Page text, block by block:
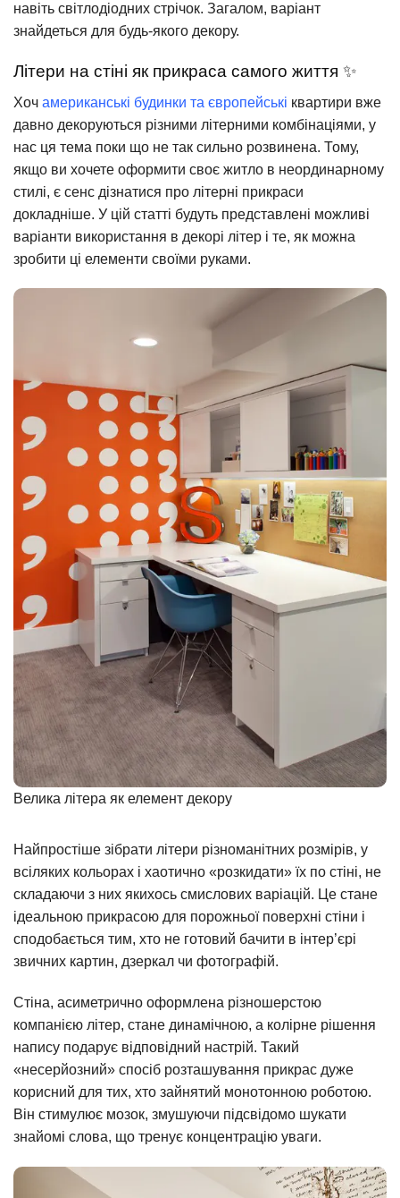
навіть світлодіодних стрічок. Загалом, варіант
знайдеться для будь-якого декору.
Літери на стіні як прикраса самого життя ✨
Хоч американські будинки та європейські квартири вже
давно декоруються різними літерними комбінаціями, у
нас ця тема поки що не так сильно розвинена. Тому,
якщо ви хочете оформити своє житло в неординарному
стилі, є сенс дізнатися про літерні прикраси
докладніше. У цій статті будуть представлені можливі
варіанти використання в декорі літер і те, як можна
зробити ці елементи своїми руками.
Велика літера як елемент декору
Найпростіше зібрати літери різноманітних розмірів, у
всіляких кольорах і хаотично «розкидати» їх по стіні, не
складаючи з них якихось смислових варіацій. Це стане
ідеальною прикрасою для порожньої поверхні стіни і
сподобається тим, хто не готовий бачити в інтер’єрі
звичних картин, дзеркал чи фотографій.
Стіна, асиметрично оформлена різношерстою
компанією літер, стане динамічною, а колірне рішення
напису подарує відповідний настрій. Такий
«несерйозний» спосіб розташування прикрас дуже
корисний для тих, хто зайнятий монотонною роботою.
Він стимулює мозок, змушуючи підсвідомо шукати
знайомі слова, що тренує концентрацію уваги.